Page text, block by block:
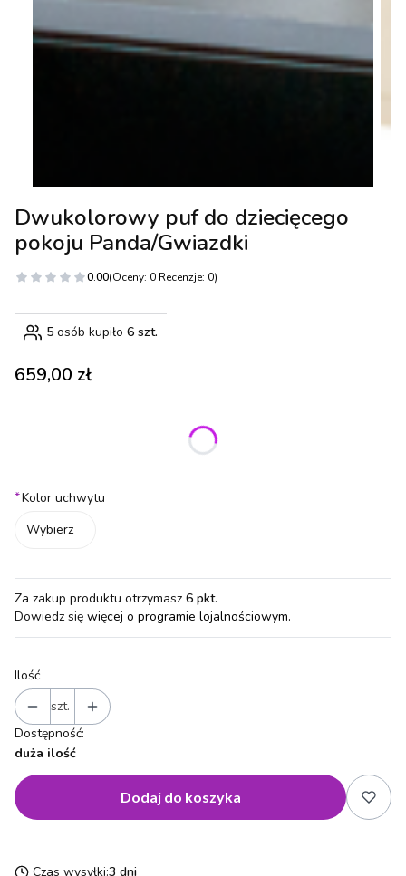
Dwukolorowy puf do dziecięcego
pokoju Panda/Gwiazdki
0.00(Oceny: 0 Recenzje: 0)
5 osób kupiło 6 szt.
Cena
659,00 zł
Poszczególne warianty mogą różnić się ceną
*Kolor uchwytu
Wybierz
Za zakup produktu otrzymasz 6 pkt.
Dowiedz się więcej o programie lojalnościowym.
Ilość
szt.
Dostępność:
duża ilość
Dodaj do koszyka
Czas wysyłki:3 dni